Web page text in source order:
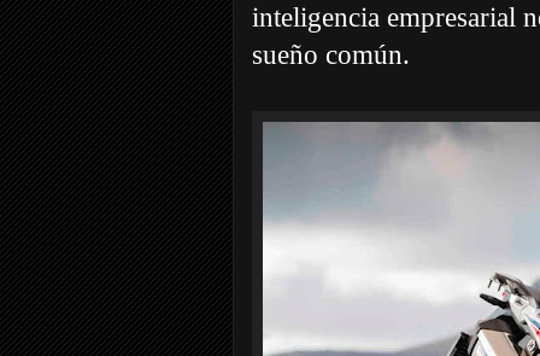
inteligencia empresarial
sueño común.